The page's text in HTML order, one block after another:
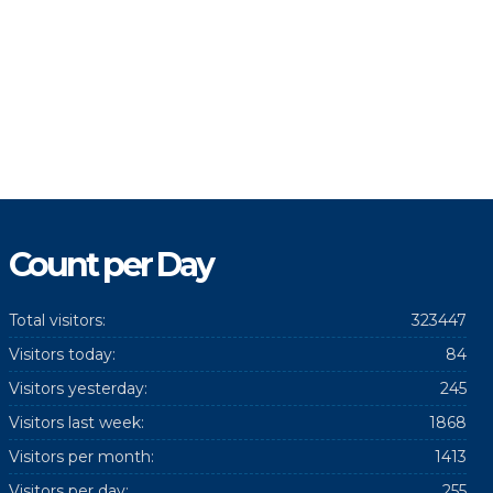
Count per Day
323447
Total visitors:
84
Visitors today:
245
Visitors yesterday:
1868
Visitors last week:
1413
Visitors per month: